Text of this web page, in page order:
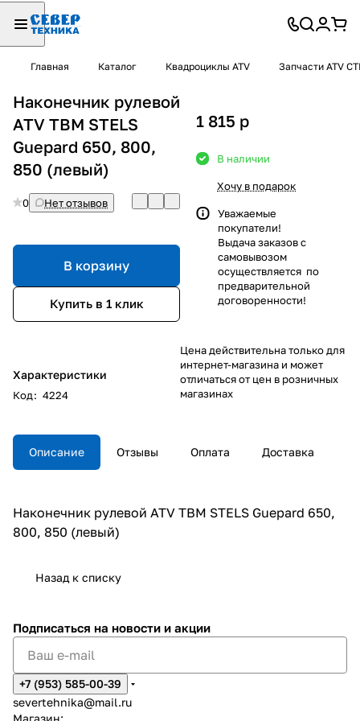
Главная Каталог Квадроциклы ATV Запчасти ATV
Наконечник рулевой
ATV TBM STELS
Guepard 650, 800,
850 (левый)
0 Нет отзывов
В корзину
Купить в 1 клик
Характеристики
Код: 4224
1 815 p
В наличии
Хочу в подарок
Уважаемые
покупатели!
Выдача заказов с
самовывозом
осуществляется по
предварительной
договоренности!
Цена действительна только для
интернет-магазина и может
отличаться от цен в розничных
магазинах
Описание Отзывы Оплата Доставка
Наконечник рулевой ATV TBM STELS Guepard 650,
800, 850 (левый)
Назад к списку
Подписаться на новости и акции
+7 (953) 585-00-39
severtehnika@mail.ru
Магазин: